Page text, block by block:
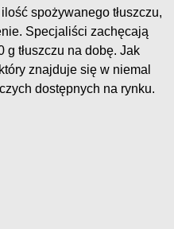
spożywanego tłuszczu,
Specjaliści zachęcają
g tłuszczu na dobę. Jak
znajduje się w niemal
dostępnych na rynku.